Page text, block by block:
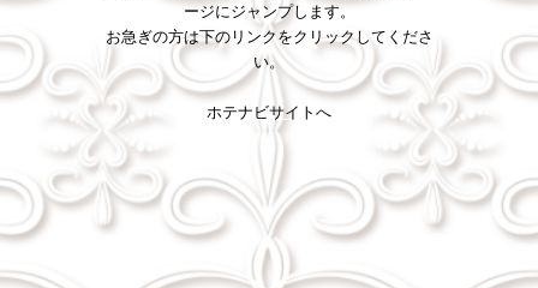
ージにジャンプします。
お急ぎの方は下のリンクをクリックしてくださ
い。
ホテナビサイトへ